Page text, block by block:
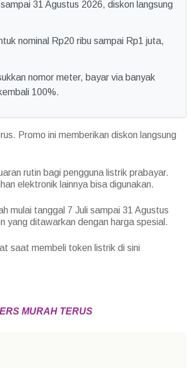
sampai 31 Agustus 2026, diskon langsung
nominal Rp20 ribu sampai Rp1 juta,
nomor meter, bayar via banyak
100%.
Promo ini memberikan diskon langsung
rutin bagi pengguna listrik prabayar.
elektronik lainnya bisa digunakan.
mulai tanggal 7 Juli sampai 31 Agustus
yang ditawarkan dengan harga spesial.
saat membeli token listrik di sini
MURAH TERUS